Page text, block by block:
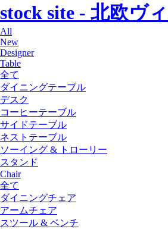
stock site - 北欧ヴ
All
New
Designer
Table
全て
ダイニングテーブル
デスク
コーヒーテーブル
サイドテーブル
ネストテーブル
ソーイング & トローリー
スタンド
Chair
全て
ダイニングチェア
アームチェア
スツール & ベンチ